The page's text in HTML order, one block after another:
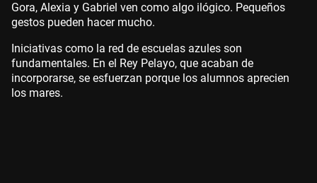
Gora, Alexia y Gabriel ven como algo ilógico. Pequeños
gestos pueden hacer mucho.
Iniciativas como la red de escuelas azules son
fundamentales. En el Rey Pelayo, que acaban de
incorporarse, se esfuerzan porque los alumnos aprecien
los mares.